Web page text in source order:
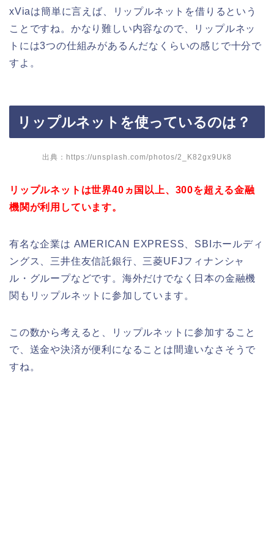
xViaは簡単に言えば、リップルネットを借りるという
ことですね。かなり難しい内容なので、リップルネッ
トには3つの仕組みがあるんだなくらいの感じで十分で
すよ。
リップルネットを使っているのは？
出典：https://unsplash.com/photos/2_K82gx9Uk8
リップルネットは世界40ヵ国以上、300を超える金融
機関が利用しています。
有名な企業は AMERICAN EXPRESS、SBIホールディ
ングス、三井住友信託銀行、三菱UFJフィナンシャ
ル・グループなどです。海外だけでなく日本の金融機
関もリップルネットに参加しています。
この数から考えると、リップルネットに参加すること
で、送金や決済が便利になることは間違いなさそうで
すね。